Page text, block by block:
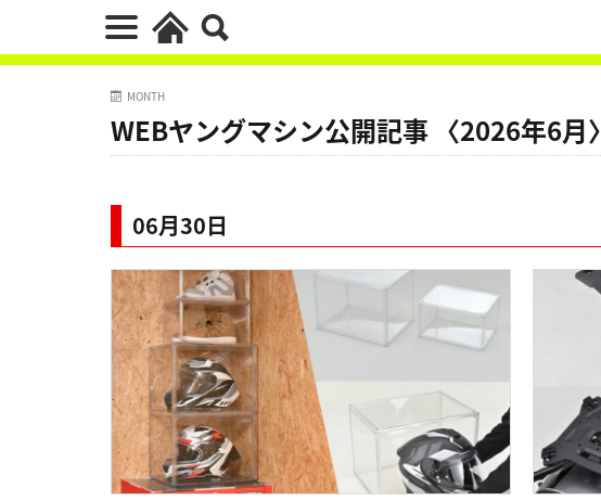
MONTH
WEBヤングマシン公開記事 〈2026年6月〉
06月30日